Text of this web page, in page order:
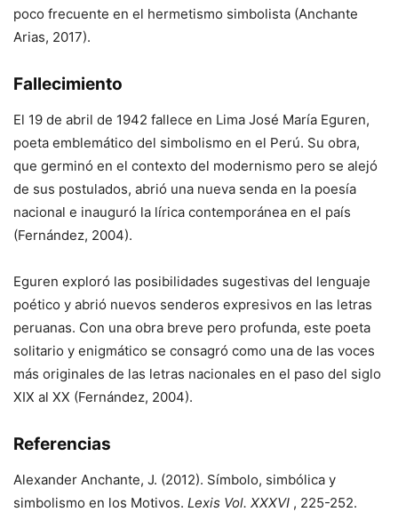
poco frecuente en el hermetismo simbolista (Anchante
Arias, 2017).
Fallecimiento
El 19 de abril de 1942 fallece en Lima José María Eguren,
poeta emblemático del simbolismo en el Perú. Su obra,
que germinó en el contexto del modernismo pero se alejó
de sus postulados, abrió una nueva senda en la poesía
nacional e inauguró la lírica contemporánea en el país
(Fernández, 2004).
Eguren exploró las posibilidades sugestivas del lenguaje
poético y abrió nuevos senderos expresivos en las letras
peruanas. Con una obra breve pero profunda, este poeta
solitario y enigmático se consagró como una de las voces
más originales de las letras nacionales en el paso del siglo
XIX al XX (Fernández, 2004).
Referencias
Alexander Anchante, J. (2012). Símbolo, simbólica y
simbolismo en los Motivos. Lexis Vol. XXXVI , 225-252.